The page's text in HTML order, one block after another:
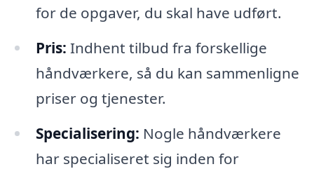
for de opgaver, du skal have udført.
Pris: Indhent tilbud fra forskellige
håndværkere, så du kan sammenligne
priser og tjenester.
Specialisering: Nogle håndværkere
har specialiseret sig inden for